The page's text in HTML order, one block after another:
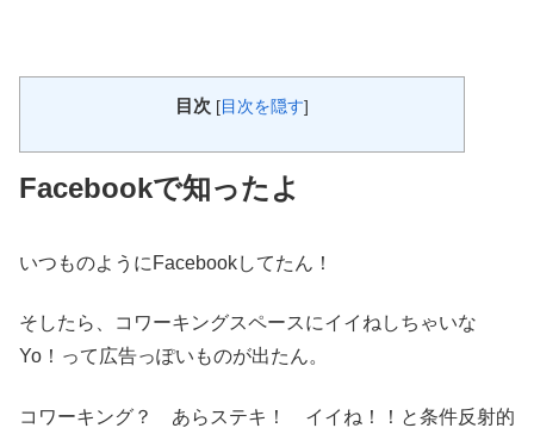
目次 [ 目次を隠す]
Facebookで知ったよ
いつものようにFacebookしてたん！
そしたら、コワーキングスペースにイイねしちゃいな
Yo！って広告っぽいものが出たん。
コワーキング？ あらステキ！ イイね！！と条件反射的